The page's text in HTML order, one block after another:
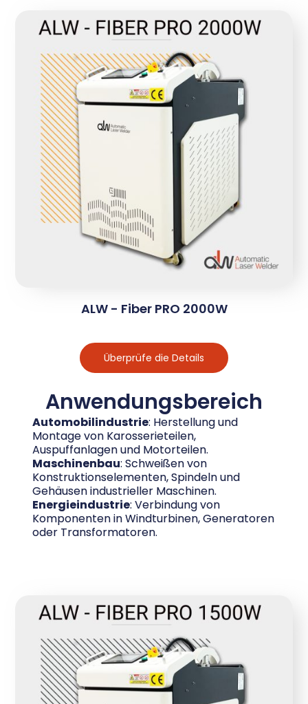
ALW - Fiber PRO 2000W
Überprüfe die Details
Anwendungsbereich
Automobilindustrie: Herstellung und
Montage von Karosserieteilen,
Auspuffanlagen und Motorteilen.
Maschinenbau: Schweißen von
Konstruktionselementen, Spindeln und
Gehäusen industrieller Maschinen.
Energieindustrie: Verbindung von
Komponenten in Windturbinen, Generatoren
oder Transformatoren.